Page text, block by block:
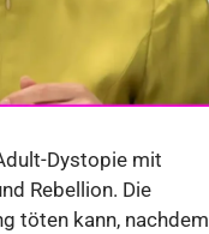
Dystopie mit
Rebellion. Die
töten kann, nachdem